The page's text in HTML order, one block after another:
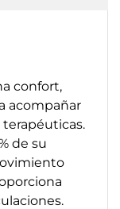
confort,
acompañar
de su